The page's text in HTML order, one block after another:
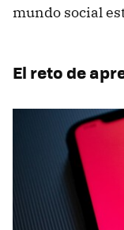
mundo social
El reto de